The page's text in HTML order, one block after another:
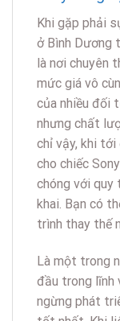
Khi gặp phải
ở Bình Dương
là nơi chuyên
mức giá vô
của nhiều đối
nhưng chất
chỉ vậy, khi
cho chiếc
chóng với quy
khai. Bạn có
trình thay thế
Là một trong
đầu trong lĩnh
ngừng phát